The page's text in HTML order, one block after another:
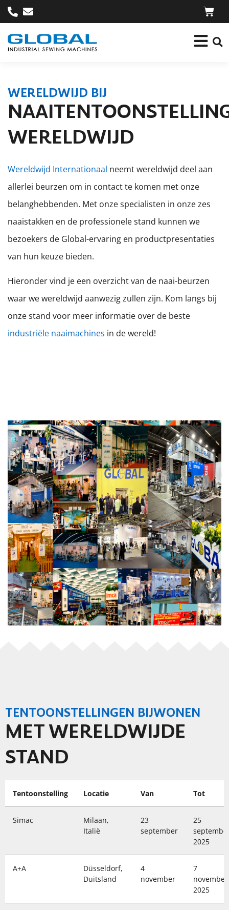
WERELDWIJD BIJ
WERELDWIJD
Wereldwijd Internationaal neemt wereldwijd deel aan
allerlei beurzen om in contact te komen met onze
belanghebbenden. Met onze specialisten in onze zes
naaistakken en de professionele stand kunnen we
bezoekers de Global-ervaring en productpresentaties
van hun keuze bieden.
Hieronder vind je een overzicht van de naai-beurzen
waar we wereldwijd aanwezig zullen zijn. Kom langs bij
onze stand voor meer informatie over de beste
industriële naaimachines in de wereld!
TENTOONSTELLINGEN BIJWONEN
MET WERELDWIJDE
STAND
Tentoonstelling Locatie Van Tot
Simac
Milaan,
Italië
23
september
25
2025
A+A
Düsseldorf,
Duitsland
4
november
7
november
2025